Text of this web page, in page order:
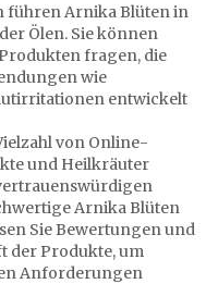
führen Arnika Blüten in
Ölen. Sie können
fragen, die
wie
entwickelt
von Online-
und Heilkräuter
Arnika Blüten
Sie Bewertungen und
der Produkte, um
Anforderungen